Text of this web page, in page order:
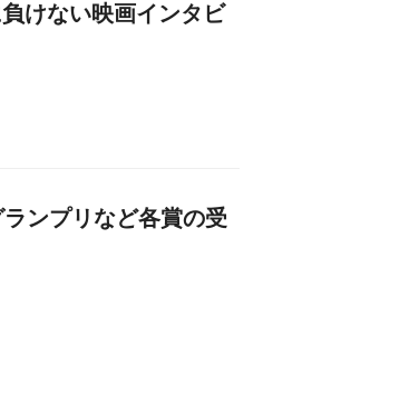
けない映画インタビ
ンプリなど各賞の受